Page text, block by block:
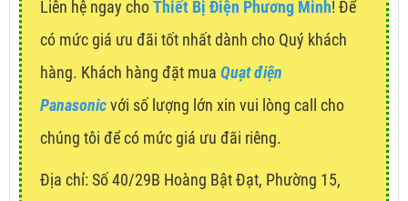
Liên hệ ngay choThiết Bị Điện Phương Minh! Để
có mức giá ưu đãi tốt nhất dành cho Quý khách
hàng. Khách hàng đặt mua Quạt điện
Panasonicvới số lượng lớn xin vui lòng call cho
chúng tôi để có mức giá ưu đãi riêng.
Địa chỉ: Số 40/29B Hoàng Bật Đạt, Phường 15,